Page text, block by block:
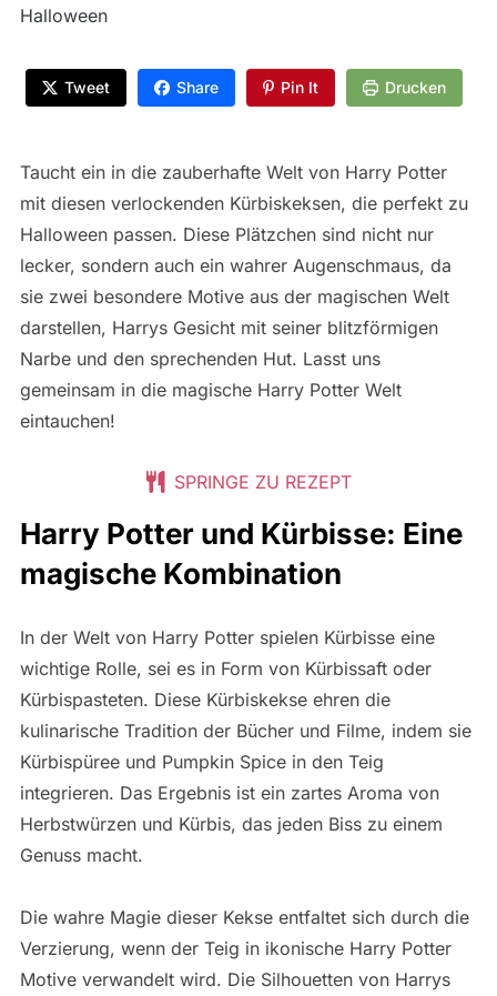
Halloween
Tweet Share Pin It Drucken
Taucht ein in die zauberhafte Welt von Harry Potter
mit diesen verlockenden Kürbiskeksen, die perfekt zu
Halloween passen. Diese Plätzchen sind nicht nur
lecker, sondern auch ein wahrer Augenschmaus, da
sie zwei besondere Motive aus der magischen Welt
darstellen, Harrys Gesicht mit seiner blitzförmigen
Narbe und den sprechenden Hut. Lasst uns
gemeinsam in die magische Harry Potter Welt
eintauchen!
SPRINGE ZU REZEPT
Harry Potter und Kürbisse: Eine
magische Kombination
In der Welt von Harry Potter spielen Kürbisse eine
wichtige Rolle, sei es in Form von Kürbissaft oder
Kürbispasteten. Diese Kürbiskekse ehren die
kulinarische Tradition der Bücher und Filme, indem sie
Kürbispüree und Pumpkin Spice in den Teig
integrieren. Das Ergebnis ist ein zartes Aroma von
Herbstwürzen und Kürbis, das jeden Biss zu einem
Genuss macht.
Die wahre Magie dieser Kekse entfaltet sich durch die
Verzierung, wenn der Teig in ikonische Harry Potter
Motive verwandelt wird. Die Silhouetten von Harrys